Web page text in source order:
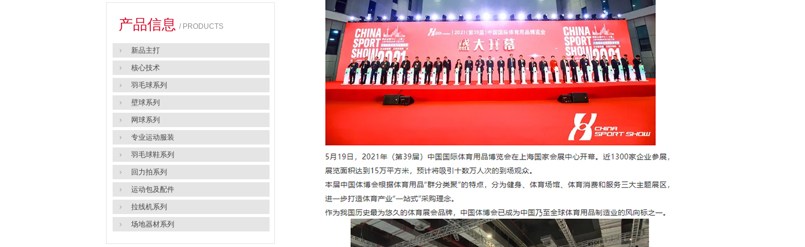
产品信息 / PRODUCTS
新品主打
核心技术
羽毛球系列
壁球系列
网球系列
专业运动服装
羽毛球鞋系列
回力拍系列
运动包及配件
拉线机系列
场地器材系列